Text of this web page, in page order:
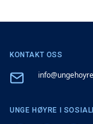
KONTAKT OSS
Email
UNGE HØYRE I